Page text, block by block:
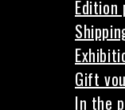
Edition
Gift
In the